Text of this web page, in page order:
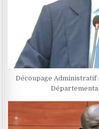
Découpage Administratif